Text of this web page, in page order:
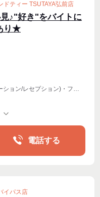
ドティー TSUTAYA弘前店
見♪"好き"をバイトに
り★
プション)・フロント、販売その他
電話する
イパス店